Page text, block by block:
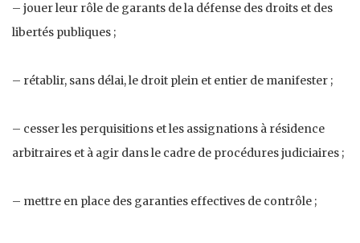
– jouer leur rôle de garants de la défense des droits et des
libertés publiques ;
– rétablir, sans délai, le droit plein et entier de manifester ;
– cesser les perquisitions et les assignations à résidence
arbitraires et à agir dans le cadre de procédures judiciaires ;
– mettre en place des garanties effectives de contrôle ;